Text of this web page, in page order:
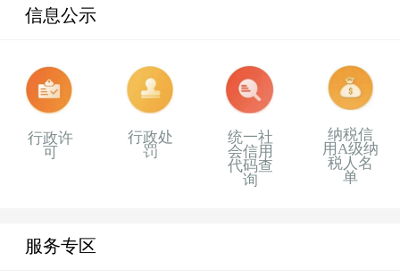
信息公示
行政许
可
行政处
罚
统一社
会信用
代码查
询
纳税信
用A级纳
税人名
单
服务专区